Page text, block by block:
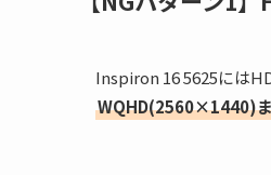
Inspiron 16 5625には
WQHD(2560×1440)